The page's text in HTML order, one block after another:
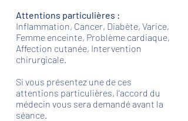
Attentions particulières :
Inflammation, Cancer, Diabète, Varice,
Femme enceinte, Problème cardiaque,
Affection cutanée, Intervention
chirurgicale.
Si vous présentez une de ces
attentions particulières, l'accord du
médecin vous sera demandé avant la
séance.